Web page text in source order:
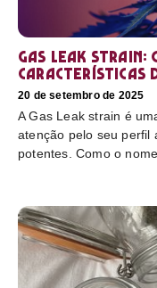
Gas Leak
características
20 de setembro de 2025
A Gas Leak strain é
atenção pelo seu perfil
potentes. Como o